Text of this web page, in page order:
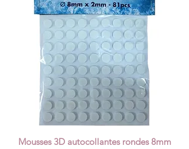
Mousses 3D autocollantes rondes 8mm